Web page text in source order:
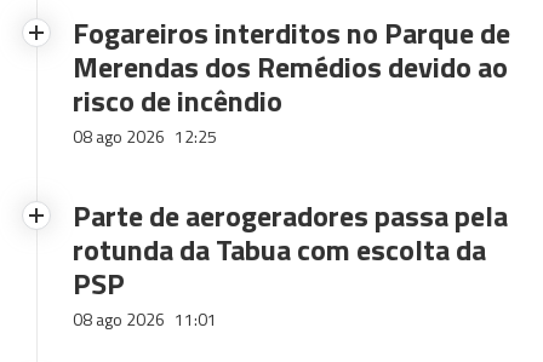
Fogareiros interditos no Parque de
Merendas dos Remédios devido ao
risco de incêndio
08 ago 2026 12:25
Parte de aerogeradores passa pela
rotunda da Tabua com escolta da
PSP
08 ago 2026 11:01